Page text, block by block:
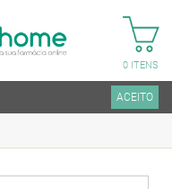
0 ITENS
ACEITO